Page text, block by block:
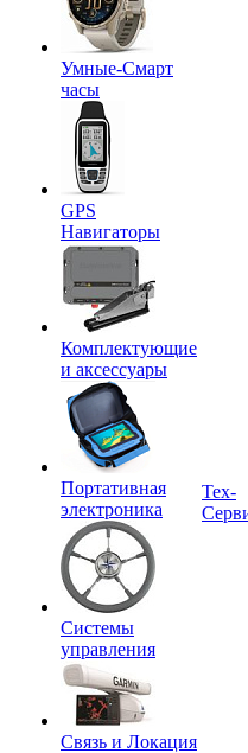
Умные-Смарт
часы
GPS
Навигаторы
Комплектующие
и аксессуары
Портативная
электроника
Системы
управления
Связь и Локация
Tex-